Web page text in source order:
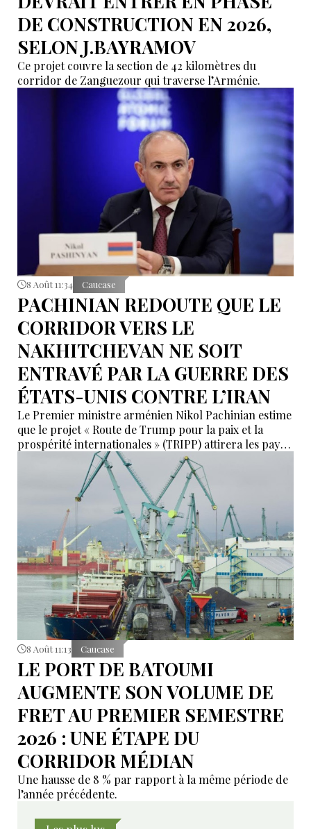
DE CONSTRUCTION EN 2026,
SELON J.BAYRAMOV
Ce projet couvre la section de 42 kilomètres du
corridor de Zanguezour qui traverse l’Arménie.
8 Août 11:34 Caucase
PACHINIAN REDOUTE QUE LE
CORRIDOR VERS LE
NAKHITCHEVAN NE SOIT
ENTRAVÉ PAR LA GUERRE DES
ÉTATS-UNIS CONTRE L’IRAN
Le Premier ministre arménien Nikol Pachinian estime
que le projet « Route de Trump pour la paix et la
prospérité internationales » (TRIPP) attirera les pays
de la région, mais il a également déclaré que
l’instabilité régionale pourrait entraver sa mise en
8 Août 11:13 Caucase
LE PORT DE BATOUMI
AUGMENTE SON VOLUME DE
FRET AU PREMIER SEMESTRE
2026 : UNE ÉTAPE DU
CORRIDOR MÉDIAN
Une hausse de 8 % par rapport à la même période de
l’année précédente.